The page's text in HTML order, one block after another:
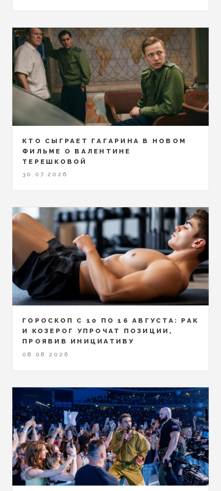
КТО СЫГРАЕТ ГАГАРИНА В НОВОМ
ФИЛЬМЕ О ВАЛЕНТИНЕ
ТЕРЕШКОВОЙ
30.07.2026
ГОРОСКОП С 10 ПО 16 АВГУСТА: РАК
И КОЗЕРОГ УПРОЧАТ ПОЗИЦИИ,
ПРОЯВИВ ИНИЦИАТИВУ
08.08.2026